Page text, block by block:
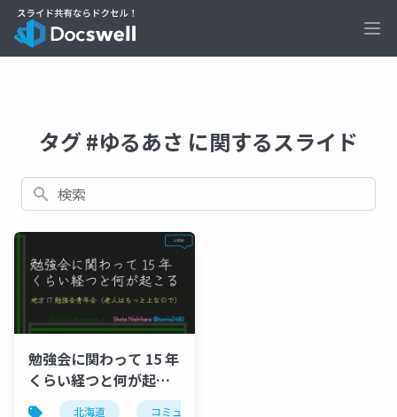
タグ #ゆるあさ に関するスライド
検索
勉強会に関わって 15 年
くらい経つと何が起こ
る（公開版）
北海道 コミュニティ